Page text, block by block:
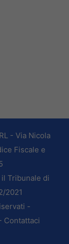
- Via Nicola
Fiscale e
Tribunale di
2021
-
Contattaci